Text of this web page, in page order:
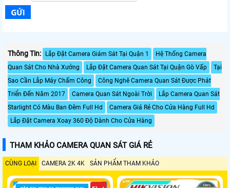
Thông Tin: Lắp Đặt Camera Giám Sát Tại Quận 1
Hệ Thống Camera
Quan Sát Cho Nhà Xưởng
Lắp Đặt Camera Quan Sát Tại Quận Gò Vấp
Tại
Sao Cần Lắp Máy Chấm Công
Công Nghê Camera Quan Sát Được Phát
Triển Đến Năm 2017
Camera Quan Sát Ngoài Trời
Lắp Camera Quan Sát
Starlight Có Màu Ban Đêm Full Hd
Camera Giá Rẻ Cho Cửa Hàng Full Hd
Lắp Đặt Camera Xoay 360 Độ Dành Cho Cửa Hàng
THAM KHẢO CAMERA QUAN SÁT GIÁ RẺ
CÙNG LOẠI CAMERA 2K 4K SẢN PHẨM THAM KHẢO